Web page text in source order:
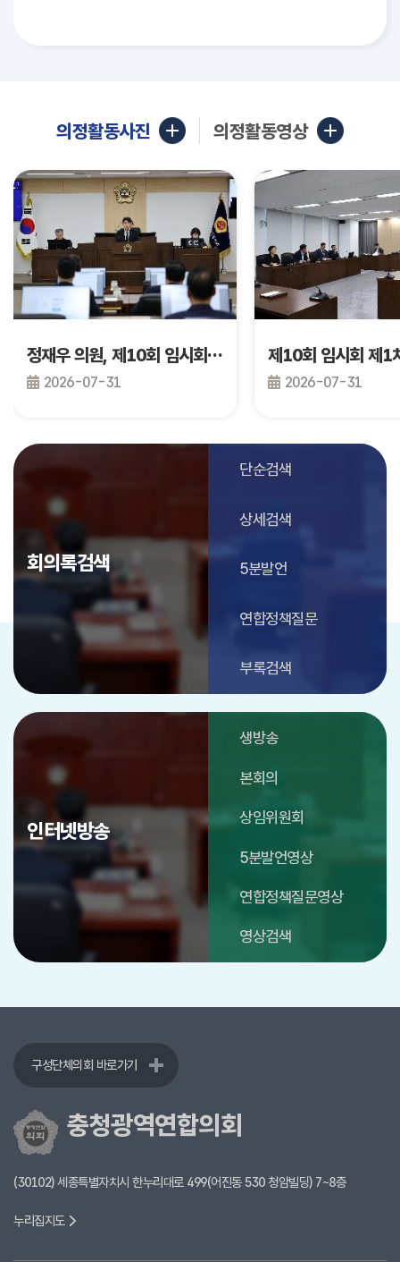
의정활동사진
정재우 의원, 제10회 임시회 제2차 본회의 건의안 발의
2026-07-31 2026-07-31
의정활동영상
회의록검색
단순검색
상세검색
5분발언
연합정책질문
부록검색
인터넷방송
생방송
본회의
상임위원회
5분발언영상
연합정책질문영상
영상검색
구성단체의회 바로가기
충청광역연합의회
(30102) 세종특별자치시 한누리대로 499(어진동 530 청암빌딩) 7~8층
누리집지도